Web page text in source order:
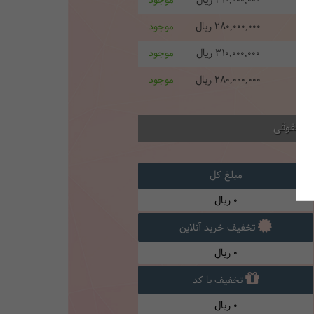
280,000,000 ریال
موجود
310,000,000 ریال
موجود
280,000,000 ریال موجود
حقوقی
مبلغ کل
0 ریال
تخفیف خرید آنلاین
0 ریال
تخفیف با کد
0 ریال